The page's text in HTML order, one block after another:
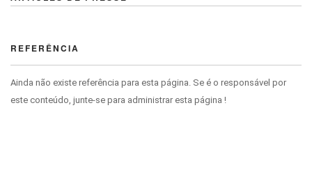
REFERÊNCIA
Ainda não existe referência para esta página. Se é o responsável por
este conteúdo, junte-se para administrar esta página !